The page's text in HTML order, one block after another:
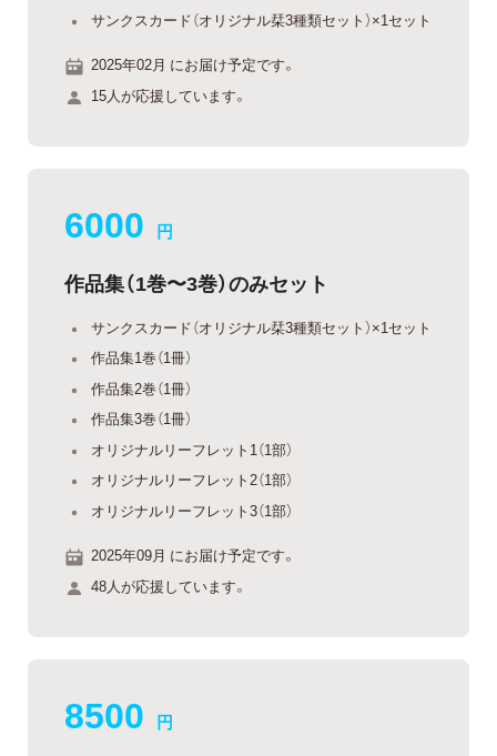
サンクスカード（オリジナル栞3種類セット）×1セット
2025年02月 にお届け予定です。
15人が応援しています。
6000 円
作品集（1巻〜3巻）のみセット
サンクスカード（オリジナル栞3種類セット）×1セット
作品集1巻（1冊）
作品集2巻（1冊）
作品集3巻（1冊）
オリジナルリーフレット1（1部）
オリジナルリーフレット2（1部）
オリジナルリーフレット3（1部）
2025年09月 にお届け予定です。
48人が応援しています。
8500 円